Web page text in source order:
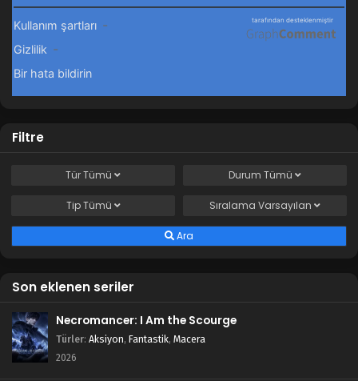
Filtre
TürTümü Durum Tümü
TipTümü Sıralama Varsayılan
Ara
Son eklenen seriler
Necromancer: I Am the Scourge
Türler: Aksiyon, Fantastik, Macera
2026